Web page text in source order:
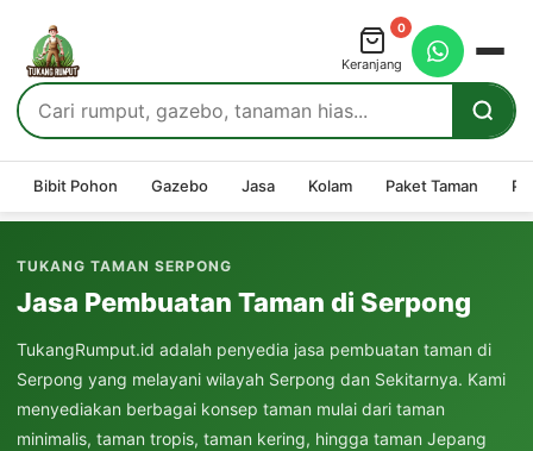
0
Keranjang
Bibit Pohon Gazebo Jasa Kolam Paket Taman
TUKANG TAMAN SERPONG
Jasa Pembuatan Taman di Serpong
TukangRumput.id adalah penyedia jasa pembuatan taman di
Serpong yang melayani wilayah Serpong dan Sekitarnya. Kami
menyediakan berbagai konsep taman mulai dari taman
minimalis, taman tropis, taman kering, hingga taman Jepang